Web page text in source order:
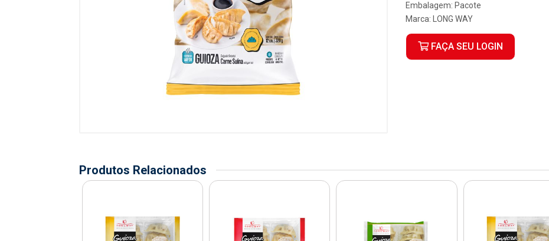
Embalagem: Pacote
Marca:
LONG WAY
FAÇA SEU LOGIN
Produtos Relacionados